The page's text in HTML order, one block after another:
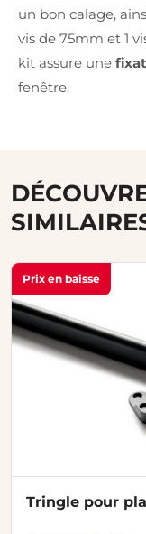
un bon calage,
vis de 75mm et 1
kit assure une
fenêtre.
Prix en baisse
Tringle pour